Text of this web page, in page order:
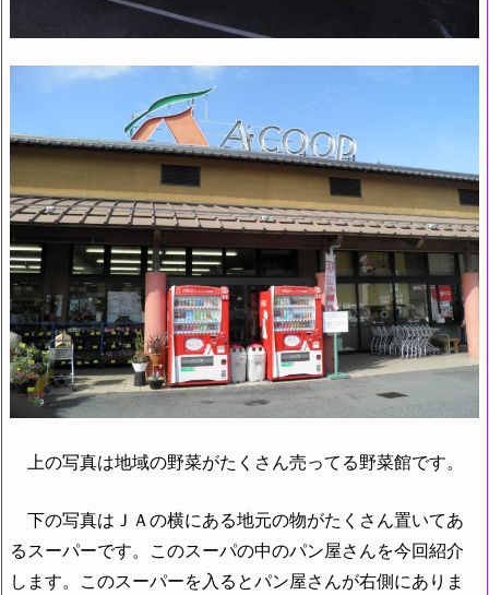
上の写真は地域の野菜がたくさん売ってる野菜館です。
下の写真はＪＡの横にある地元の物がたくさん置いてあ
るスーパーです。このスーパの中のパン屋さんを今回紹介
します。このスーパーを入るとパン屋さんが右側にありま